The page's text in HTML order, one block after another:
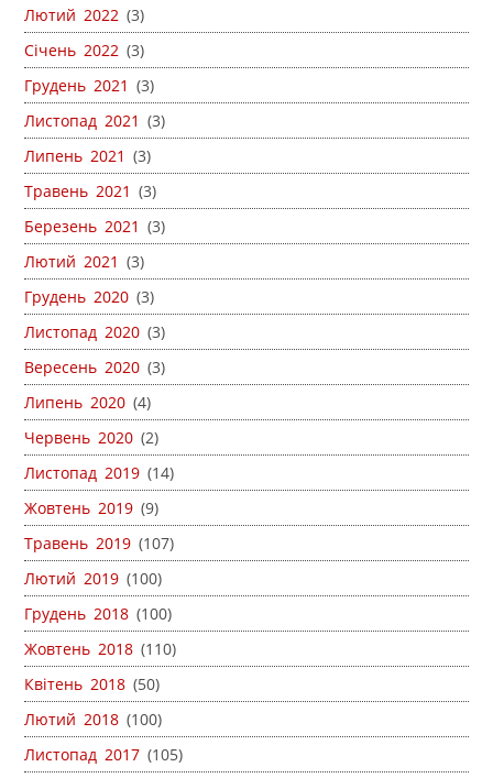
Лютий 2022 (3)
Січень 2022 (3)
Грудень 2021 (3)
Листопад 2021 (3)
Липень 2021 (3)
Травень 2021 (3)
Березень 2021 (3)
Лютий 2021 (3)
Грудень 2020 (3)
Листопад 2020 (3)
Вересень 2020 (3)
Липень 2020 (4)
Червень 2020 (2)
Листопад 2019 (14)
Жовтень 2019 (9)
Травень 2019 (107)
Лютий 2019 (100)
Грудень 2018 (100)
Жовтень 2018 (110)
Квітень 2018 (50)
Лютий 2018 (100)
Листопад 2017 (105)